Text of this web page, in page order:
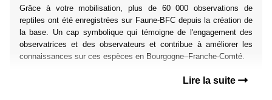
Grâce à votre mobilisation, plus de 60 000 observations de
reptiles ont été enregistrées sur Faune-BFC depuis la création de
la base. Un cap symbolique qui témoigne de l'engagement des
observatrices et des observateurs et contribue à améliorer les
connaissances sur ces espèces en Bourgogne–Franche-Comté.
Lire la suite